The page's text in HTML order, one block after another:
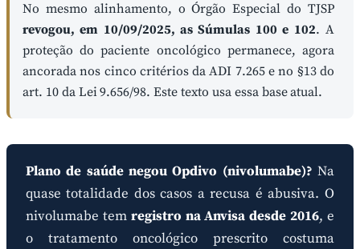
No mesmo alinhamento, o Órgão Especial do TJSP
revogou, em 10/09/2025, as Súmulas 100 e 102. A
proteção do paciente oncológico permanece, agora
ancorada nos cinco critérios da ADI 7.265 e no §13 do
art. 10 da Lei 9.656/98. Este texto usa essa base atual.
Plano de saúde negou Opdivo (nivolumabe)? Na
quase totalidade dos casos a recusa é abusiva. O
nivolumabe tem registro na Anvisa desde 2016, e
o tratamento oncológico prescrito costuma